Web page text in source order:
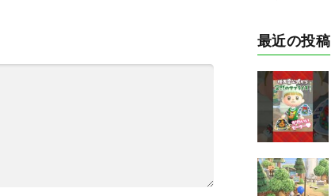
最近の投稿